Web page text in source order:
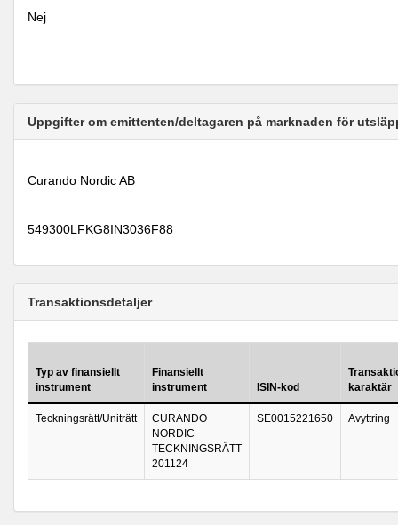
Nej
Uppgifter om emittenten/deltagaren på marknaden för
Curando Nordic AB
549300LFKG8IN3036F88
Transaktionsdetaljer
Typ av finansiellt
instrument
Finansiellt
instrument
ISIN-kod
karaktär
Teckningsrätt/Uniträtt
CURANDO
NORDIC
TECKNINGSRÄTT
201124
SE0015221650 Avyttring